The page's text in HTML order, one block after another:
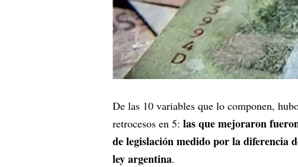
De las 10 variables que lo componen,
retrocesos en 5: las que mejoraron
de legislación medido por la diferencia
ley argentina.